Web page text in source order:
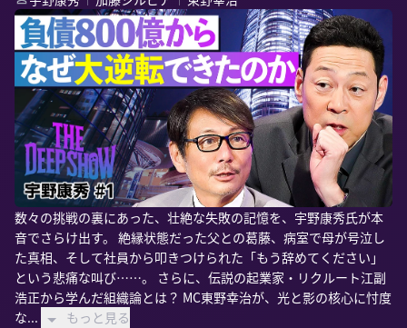
数々の挑戦の裏にあった、壮絶な失敗の記憶を、宇野康秀氏が本
音でさらけ出す。 絶縁状態だった父との葛藤、病室で母が号泣し
た真相、そして社員から叩きつけられた「もう辞めてください」
という悲痛な叫び……。 さらに、伝説の起業家・リクルート江副
浩正から学んだ組織論とは？ MC東野幸治が、光と影の核心に忖度
な...
もっと見る